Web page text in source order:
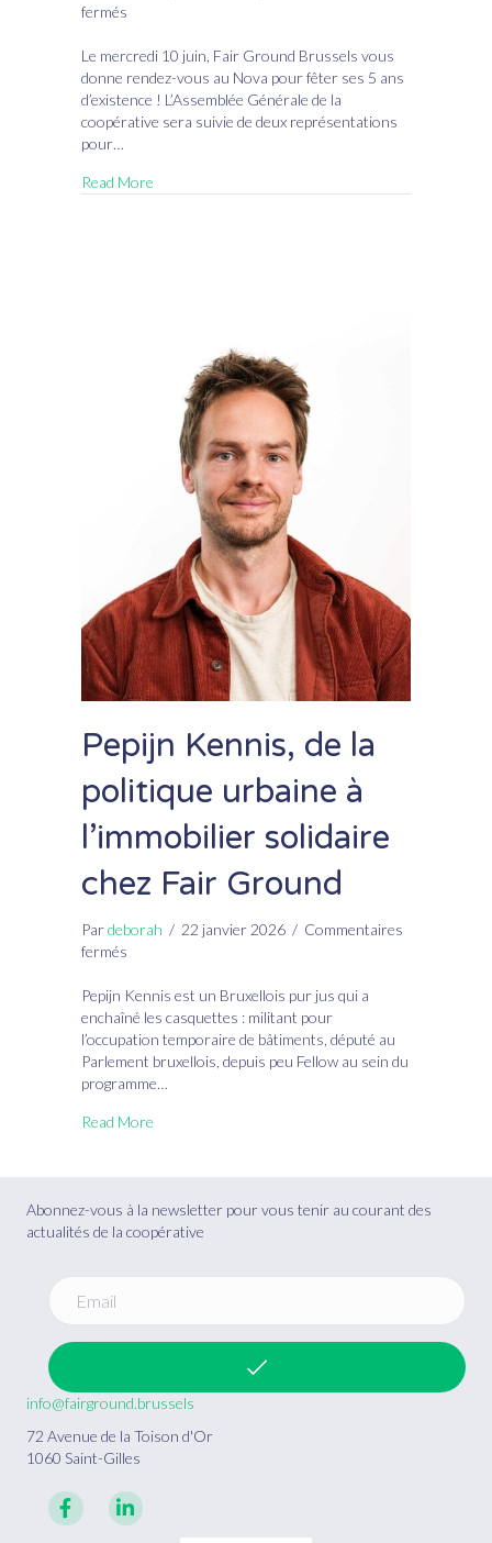
fermés
scène,
deux
voix
Le mercredi 10 juin, Fair Ground Brussels vous
donne rendez-vous au Nova pour fêter ses 5 ans
d’existence ! L’Assemblée Générale de la
coopérative sera suivie de deux représentations
pour…
Read More
Pepijn Kennis, de la
politique urbaine à
l’immobilier solidaire
chez Fair Ground
Pardeborah / 22 janvier 2026 / Commentaires
fermés
Kennis,
de
la
politique
urbaine
l’immobilier
Ground
Pepijn Kennis est un Bruxellois pur jus qui a
enchaîné les casquettes : militant pour
l’occupation temporaire de bâtiments, député au
Parlement bruxellois, depuis peu Fellow au sein du
programme…
Read More
Abonnez-vous à la newsletter pour vous tenir au courant des
actualités de la coopérative
info@fairground.brussels
72 Avenue de la Toison d'Or
1060 Saint-Gilles